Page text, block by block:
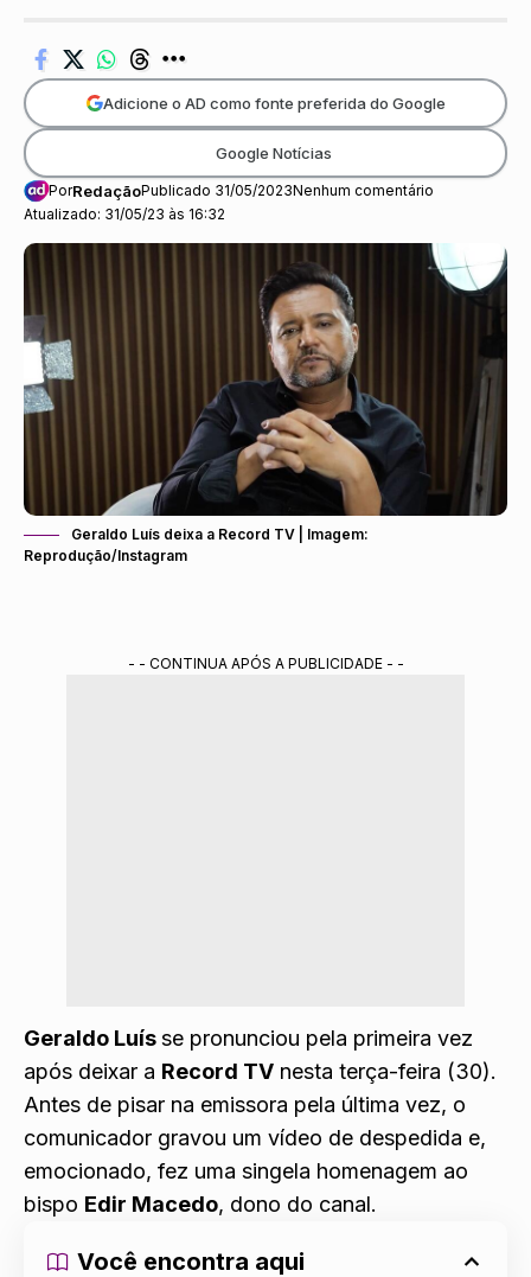
Atualizado: 31/05/23 às 16:32
PorRedaçãoPublicado 31/05/2023Nenhum comentário
Adicione o AD como fonte preferida do Google
Google Notícias
Geraldo Luís deixa a Record TV | Imagem:
Reprodução/Instagram
- - CONTINUA APÓS A PUBLICIDADE - -
Geraldo Luísse pronunciou pela primeira vez
após deixar a Record TV nesta terça-feira (30).
Antes de pisar na emissora pela última vez, o
comunicador gravou um vídeo de despedida e,
emocionado, fez uma singela homenagem ao
bispo Edir Macedo, dono do canal.
Você encontra aqui